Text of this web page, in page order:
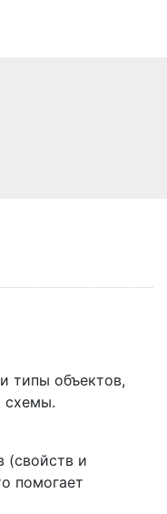
типы объектов,
схемы.
(свойств и
помогает